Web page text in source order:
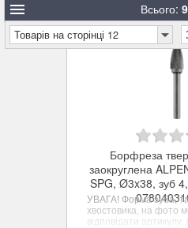
Всього: 9
Товарів на сторінці 12
Борфреза
заокруглена
SPG, Ø3x38, зуб
УВАГА! Форма зуба,
хвостовика, на фото
відповідати